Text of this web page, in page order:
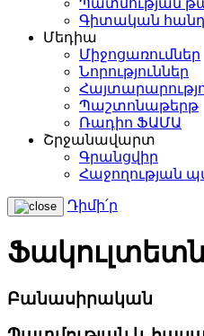
Գիտական
Մեդիա
Միջոցառումներ
Նորություններ
Պաշտոնաթերթ
Ռադիո ՖԱՄԱ
Շրջանավարտ
Գրանցվիր
Հաջողության
Դիմի՛ր
Բանասիրական